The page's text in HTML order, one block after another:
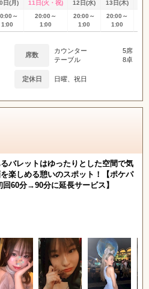
日(月) 11日(火・祝) 12日(水) 13日(木)
～
1:00
20:00～
1:00
20:00～
1:00
20:00～
1:00
席数
カウンター
5席
テーブル
8卓
定休日 日曜、祝日
バレットはゆったりとした空間で気
楽しめる憩いのスポット！【ポケパ
回60分→90分に延長サービス】